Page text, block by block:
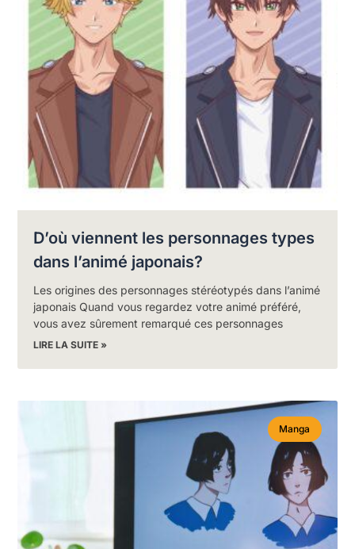
D’où viennent les personnages types
dans l’animé japonais?
Les origines des personnages stéréotypés dans l’animé
japonais Quand vous regardez votre animé préféré,
vous avez sûrement remarqué ces personnages
LIRE LA SUITE »
Manga